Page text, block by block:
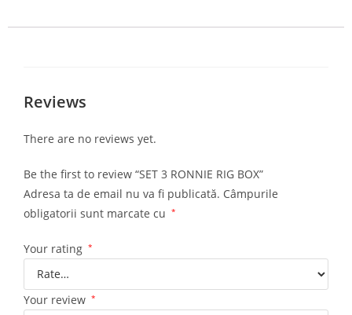
Reviews
There are no reviews yet.
Be the first to review “SET 3 RONNIE RIG BOX”
Adresa ta de email nu va fi publicată. Câmpurile
obligatorii sunt marcate cu *
Your rating *
Your review *